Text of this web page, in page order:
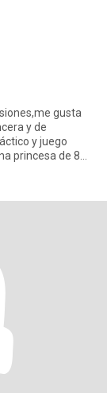
gusta
y de
y juego
princesa de 8